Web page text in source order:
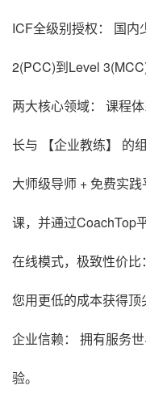
ICF全级别授权： 国
2(PCC)到Level
两大核心领域： 课程
长与 【企业教练】 的
大师级导师 + 免费实
课，并通过CoachTop
在线模式，极致性价
您用更低的成本获得顶
企业信赖： 拥有服务
验。